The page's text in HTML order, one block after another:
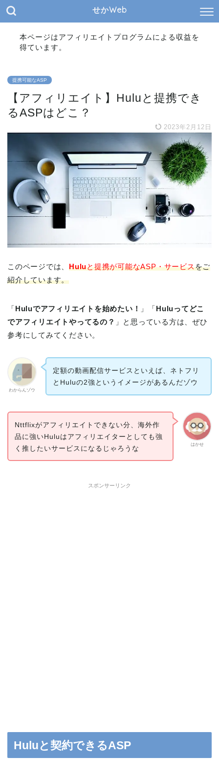
せかWeb
本ページはアフィリエイトプログラムによる収益を
得ています。
提携可能なASP
【アフィリエイト】Huluと提携でき
るASPはどこ？
2023年2月12日
このページでは、Huluと提携が可能なASP・サービスをご
紹介しています。
「Huluでアフィリエイトを始めたい！ 」「Huluってどこ
でアフィリエイトやってるの？ 」と思っている方は、ぜひ
参考にしてみてください。
わからんゾウ
定額の動画配信サービスといえば、ネトフリ
とHuluの2強というイメージがあるんだゾウ
はかせ
Nttflixがアフィリエイトできない分、海外作
品に強いHuluはアフィリエイターとしても強
く推したいサービスになるじゃろうな
スポンサーリンク
Huluと契約できるASP